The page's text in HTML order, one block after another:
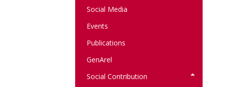
Social Media
Events
Publications
GenArel
Social Contribution